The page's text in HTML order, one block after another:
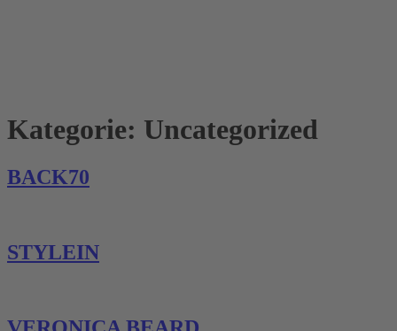
Kategorie: Uncategorized
BACK70
STYLEIN